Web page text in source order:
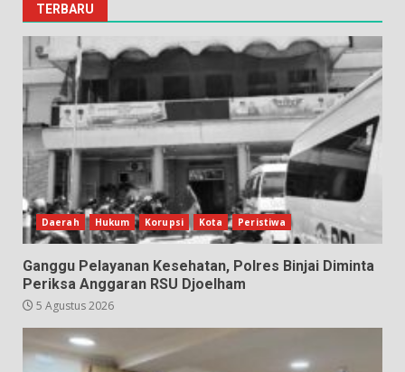
TERBARU
Daerah Hukum Korupsi Kota Peristiwa
Ganggu Pelayanan Kesehatan, Polres Binjai Diminta
Periksa Anggaran RSU Djoelham
5 Agustus 2026